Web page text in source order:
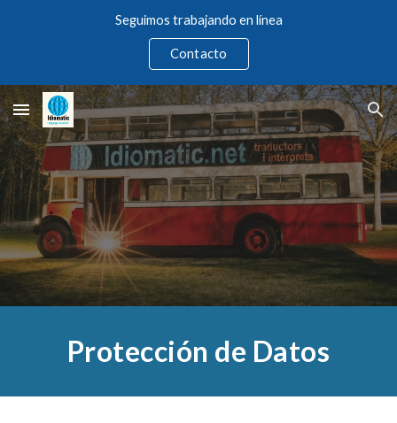
Skip to main content
Seguimos trabajando en línea
Contacto
Protección de Datos